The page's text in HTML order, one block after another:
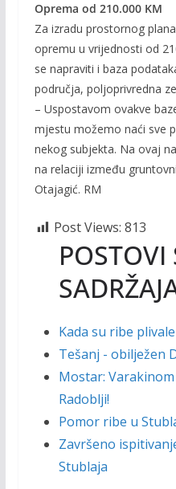
Oprema od 210.000 KM
Za izradu prostornog
opremu u vrijednosti od
se napraviti i baza
područja, poljoprivredna
– Uspostavom ovakve
mjestu možemo naći sve
nekog subjekta. Na ovaj
na relaciji između
Otajagić. RM
Post Views: 813
POSTOVI
Kada su ribe
Tešanj - obilježen
Mostar:
Radoblji!
Pomor ribe u
Završeno
Stublaja